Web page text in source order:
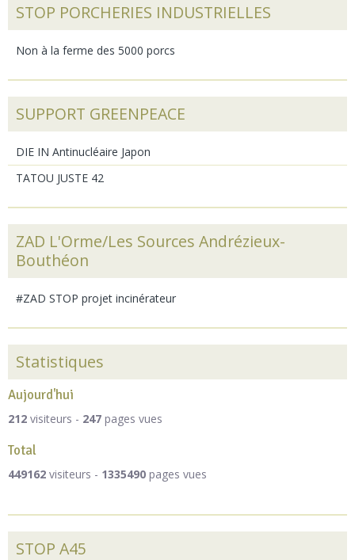
STOP PORCHERIES INDUSTRIELLES
Non à la ferme des 5000 porcs
SUPPORT GREENPEACE
DIE IN Antinucléaire Japon
TATOU JUSTE 42
ZAD L'Orme/Les Sources Andrézieux-
Bouthéon
#ZAD STOP projet incinérateur
Statistiques
Aujourd'hui
212 visiteurs - 247 pages vues
Total
449162 visiteurs - 1335490 pages vues
STOP A45